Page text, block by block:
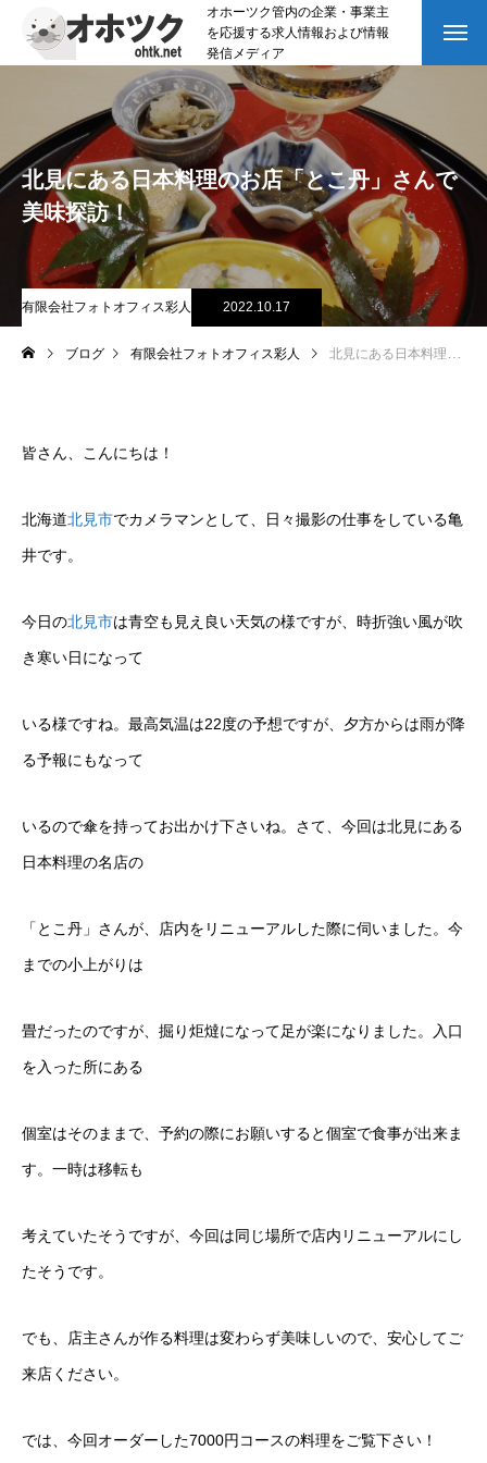
オホーツク管内の企業・事業主
を応援する求人情報および情報
発信メディア
北見にある日本料理のお店「とこ丹」さんで
美味探訪！
有限会社フォトオフィス彩人 2022.10.17
ブログ 有限会社フォトオフィス彩人 北見にある日本料理のお店「とこ丹」さんで美味探訪！
皆さん、こんにちは！
北海道北見市でカメラマンとして、日々撮影の仕事をしている亀
井です。
今日の北見市は青空も見え良い天気の様ですが、時折強い風が吹
き寒い日になって
いる様ですね。最高気温は22度の予想ですが、夕方からは雨が降
る予報にもなって
いるので傘を持ってお出かけ下さいね。さて、今回は北見にある
日本料理の名店の
「とこ丹」さんが、店内をリニューアルした際に伺いました。今
までの小上がりは
畳だったのですが、掘り炬燵になって足が楽になりました。入口
を入った所にある
個室はそのままで、予約の際にお願いすると個室で食事が出来ま
す。一時は移転も
考えていたそうですが、今回は同じ場所で店内リニューアルにし
たそうです。
でも、店主さんが作る料理は変わらず美味しいので、安心してご
来店ください。
では、今回オーダーした7000円コースの料理をご覧下さい！